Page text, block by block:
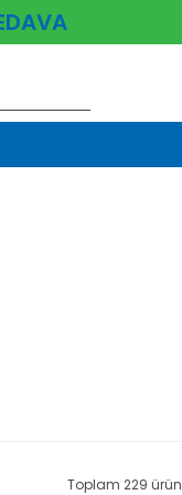
Toplam 229 ürün